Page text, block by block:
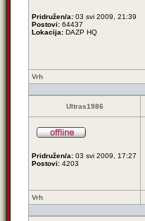
Pridružen/a: 03 svi 2009, 21:39
Postovi: 64437
Lokacija: DAZP HQ
Vrh
Ultras1986
Pridružen/a: 03 svi 2009, 17:27
Postovi: 4203
Vrh